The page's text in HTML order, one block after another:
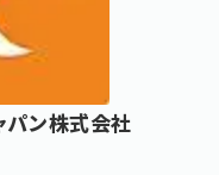
パン株式会社